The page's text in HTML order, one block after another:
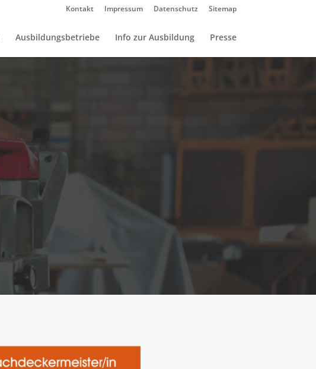
Kontakt Impressum Datenschutz Sitemap
Ausbildungsbetriebe Info zur Ausbildung Presse